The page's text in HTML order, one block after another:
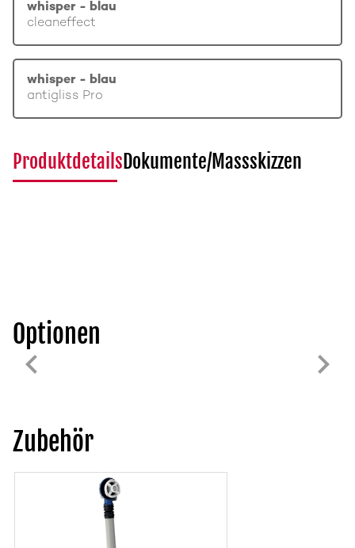
whisper - blau
cleaneffect
whisper - blau
antigliss Pro
ProduktdetailsDokumente/Massskizzen
Optionen
Zubehör